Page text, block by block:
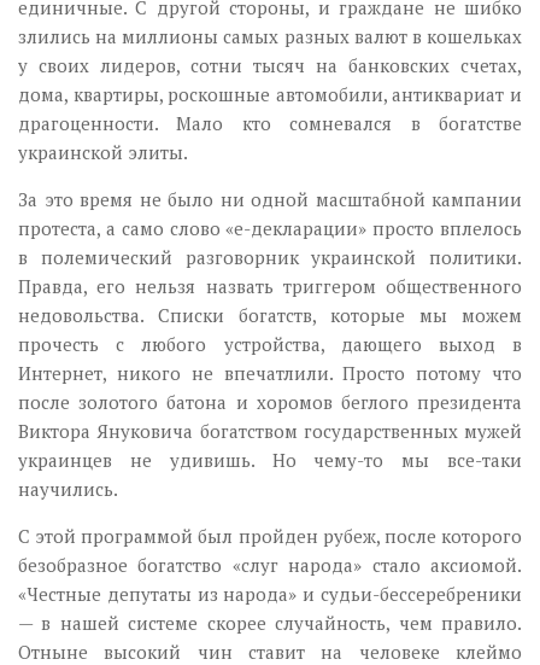
единичные. С другой стороны, и граждане не шибко
злились на миллионы самых разных валют в кошельках
у своих лидеров, сотни тысяч на банковских счетах,
дома, квартиры, роскошные автомобили, антиквариат и
драгоценности. Мало кто сомневался в богатстве
украинской элиты.
За это время не было ни одной масштабной кампании
протеста, а само слово «е-декларации» просто вплелось
в полемический разговорник украинской политики.
Правда, его нельзя назвать триггером общественного
недовольства. Списки богатств, которые мы можем
прочесть с любого устройства, дающего выход в
Интернет, никого не впечатлили. Просто потому что
после золотого батона и хоромов беглого президента
Виктора Януковича богатством государственных мужей
украинцев не удивишь. Но чему-то мы все-таки
научились.
С этой программой был пройден рубеж, после которого
безобразное богатство «слуг народа» стало аксиомой.
«Честные депутаты из народа» и судьи-бессеребреники
— в нашей системе скорее случайность, чем правило.
Отныне высокий чин ставит на человеке клеймо